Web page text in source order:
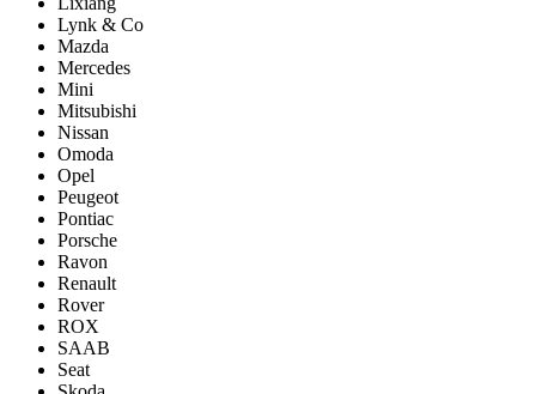
Lynk & Co
Mazda
Mercedes
Mini
Mitsubishi
Nissan
Omoda
Opel
Peugeot
Pontiac
Porsсhe
Ravon
Renault
Rover
ROX
SAAB
Seat